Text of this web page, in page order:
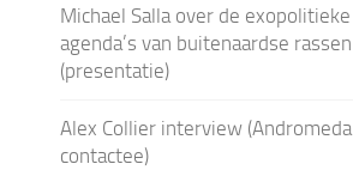
Michael Salla over de exopolitieke
agenda’s van buitenaardse rassen
(presentatie)
Alex Collier interview (Andromeda
contactee)